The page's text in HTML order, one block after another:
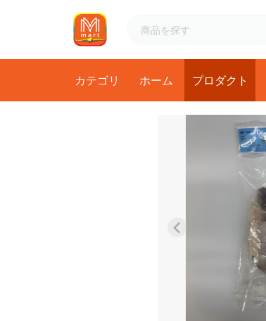
カテゴリ ホーム プロダクト